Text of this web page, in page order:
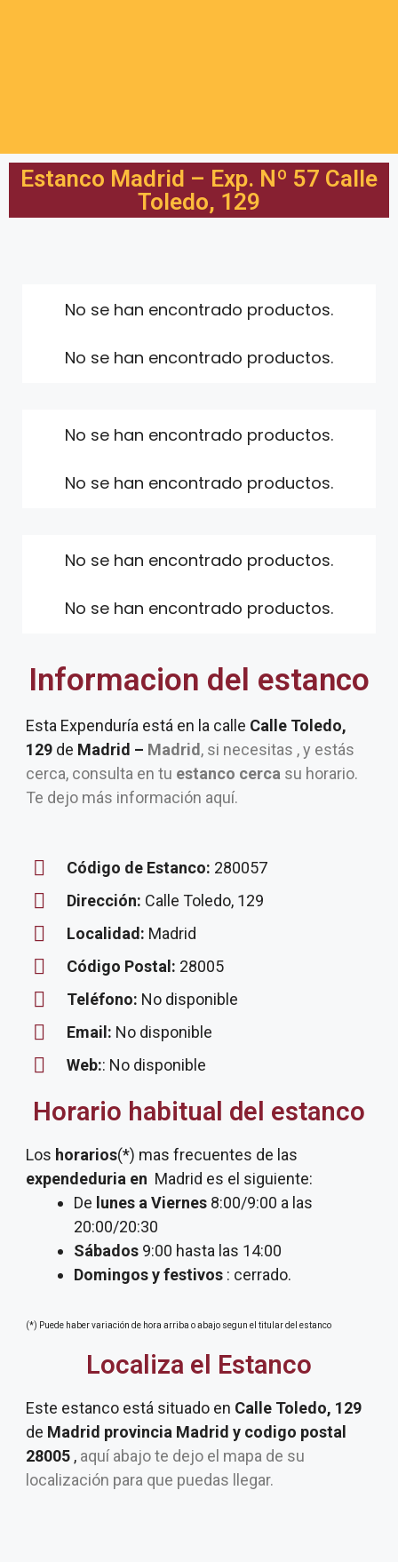
Estanco Madrid – Exp. Nº 57 Calle
Toledo, 129
No se han encontrado productos.
No se han encontrado productos.
No se han encontrado productos.
No se han encontrado productos.
No se han encontrado productos.
No se han encontrado productos.
Informacion del estanco
Esta Expenduría está en la calle Calle Toledo,
129 de Madrid – Madrid , si necesitas , y estás
cerca, consulta en tu estanco cerca su horario.
Te dejo más información aquí.
Código de Estanco: 280057
Dirección: Calle Toledo, 129
Localidad: Madrid
Código Postal: 28005
Teléfono: No disponible
Email: No disponible
Web:: No disponible
Horario habitual del estanco
Los horarios(*) mas frecuentes de las
expendeduria en Madrid es el siguiente:
De lunes a Viernes 8:00/9:00 a las
20:00/20:30
Sábados 9:00 hasta las 14:00
Domingos y festivos : cerrado.
(*) Puede haber variación de hora arriba o abajo segun el titular del estanco
Localiza el Estanco
Este estanco está situado en Calle Toledo, 129
de Madrid provincia Madrid y codigo postal
28005 , aquí abajo te dejo el mapa de su
localización para que puedas llegar.